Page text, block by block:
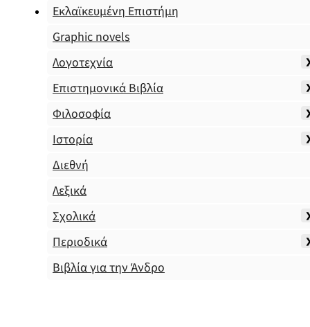
Εκλαϊκευμένη Επιστήμη
Graphic novels
Λογοτεχνία
Επιστημονικά Βιβλία
Φιλοσοφία
Ιστορία
Διεθνή
Λεξικά
Σχολικά
Περιοδικά
Βιβλία για την Άνδρο